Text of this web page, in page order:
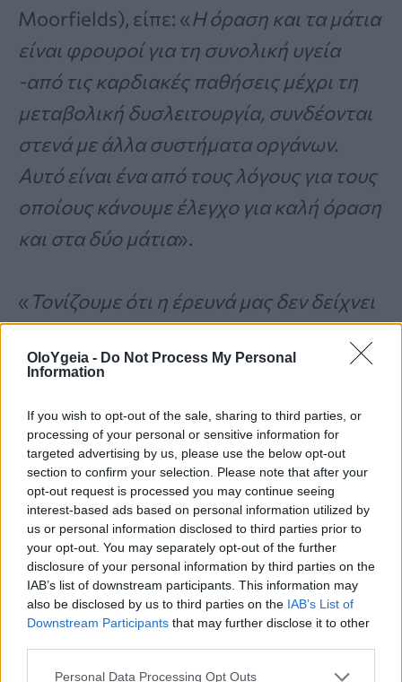
OloYgeia - Do Not Process My Personal
Information
If you wish to opt-out of the sale, sharing to third parties, or
processing of your personal or sensitive information for
targeted advertising by us, please use the below opt-out
section to confirm your selection. Please note that after your
opt-out request is processed you may continue seeing
interest-based ads based on personal information utilized by
us or personal information disclosed to third parties prior to
your opt-out. You may separately opt-out of the further
disclosure of your personal information by third parties on the
IAB’s list of downstream participants. This information may
also be disclosed by us to third parties on the IAB’s List of
Downstream Participants that may further disclose it to other
Personal Data Processing Opt Outs
Moorfields), είπε: «Η όραση και τα μάτια
είναι φρουροί για τη συνολική υγεία
-από τις καρδιακές παθήσεις μέχρι τη
μεταβολική δυσλειτουργία, συνδέονται
στενά με άλλα συστήματα οργάνων.
Αυτό είναι ένα από τους λόγους για τους
οποίους κάνουμε έλεγχο για καλή όραση
και στα δύο μάτια».
« Τονίζουμε ότι η έρευνά μας δεν δείχνει
αιτιολογική σχέση μεταξύ αμβλυωπίας
και κακής υγείας στην ενήλικη ζωή.
που είχε αμβλυωπία ως παιδί είναι πιο
πιθανό να αναπτύξει αυτές τις
διαταραχές από τον “μέσο” ενήλικα που
δεν είχε. Τα ευρήματα δεν σημαίνουν ότι
κάθε παιδί με αμβλυωπία θα αναπτύξει
αναπόφευκτα καρδιομεταβολικές
διαταραχές στην ενήλικη ζωή».